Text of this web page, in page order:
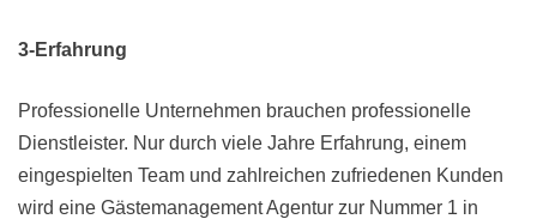
3-Erfahrung
Professionelle Unternehmen brauchen professionelle
Dienstleister. Nur durch viele Jahre Erfahrung, einem
eingespielten Team und zahlreichen zufriedenen Kunden
wird eine Gästemanagement Agentur zur Nummer 1 in